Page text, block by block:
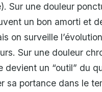
Sur une douleur
un bon amorti et
on surveille
Sur une douleur
devient un “outil” du
sa portance dans le